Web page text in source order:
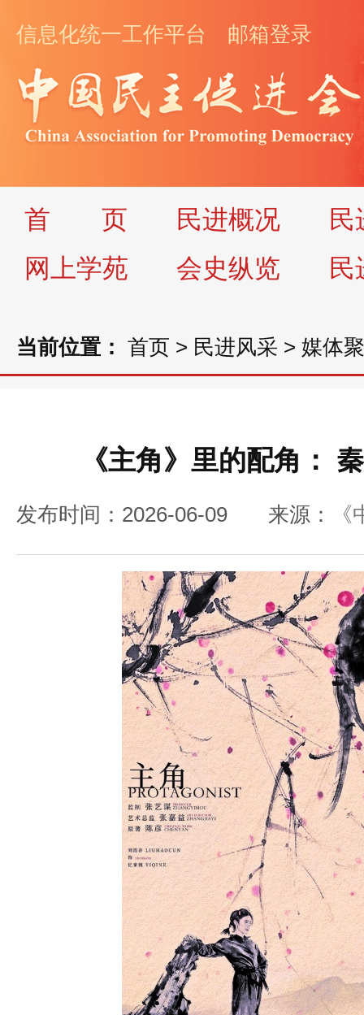
信息化统一工作平台 邮箱登录
首 页 民进概况
民
网上学苑
会史纵览 民
当前位置： 首页 > 民进风采 > 媒体
《主角》里的配角：
发布时间：2026-06-09 来源：